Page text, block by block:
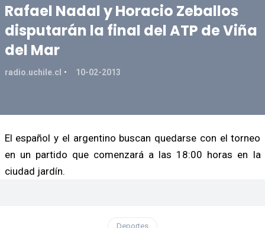
Rafael Nadal y Horacio Zeballos
disputarán la final del ATP de Viña
del Mar
radio.uchile.cl 10-02-2013
El español y el argentino buscan quedarse con el torneo
en un partido que comenzará a las 18:00 horas en la
ciudad jardín.
Deportes